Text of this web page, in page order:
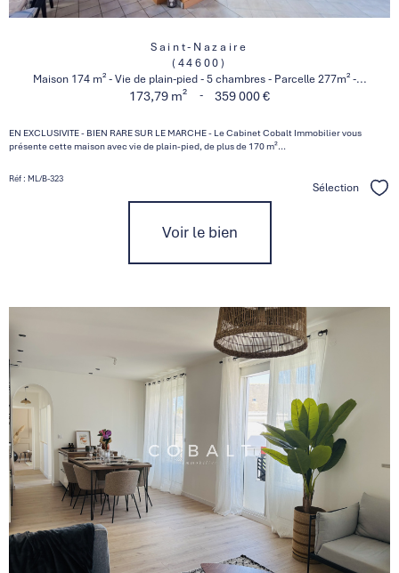
Saint-Nazaire
(44600)
Maison 174 m² - Vie de plain-pied - 5 chambres - Parcelle 277m² -...
173,79 m² - 359 000 €
EN EXCLUSIVITE - BIEN RARE SUR LE MARCHE - Le Cabinet Cobalt Immobilier vous
présente cette maison avec vie de plain-pied, de plus de 170 m²...
Réf : ML/B-323
Sélection
Voir le bien